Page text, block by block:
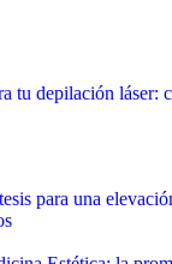
tu depilación láser:
para una